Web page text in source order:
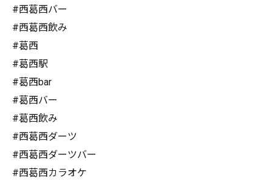
#西葛西バー
#西葛西飲み
#葛西
#葛西駅
#葛西bar
#葛西バー
#葛西飲み
#西葛西ダーツ
#西葛西ダーツバー
#西葛西カラオケ